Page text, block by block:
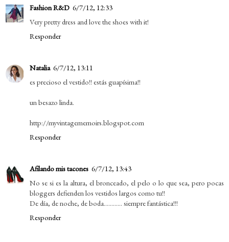
Fashion R&D 6/7/12, 12:33
Very pretty dress and love the shoes with it!
Responder
Natalia 6/7/12, 13:11
es precioso el vestido!! estás guapísima!!
un besazo linda.
http://myvintagememoirs.blogspot.com
Responder
Afilando mis tacones 6/7/12, 13:43
No se si es la altura, el bronceado, el pelo o lo que sea, pero pocas
bloggers defienden los vestidos largos como tu!!
De día, de noche, de boda............ siempre fantástica!!!
Responder